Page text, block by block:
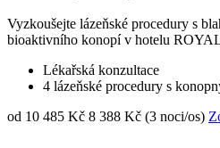
Vyzkoušejte lázeňské procedury s
bioaktivního konopí v hotelu
Lékařská konzultace
4 lázeňské procedury s
od 10 485 Kč 8 388 Kč (3 noci/os)